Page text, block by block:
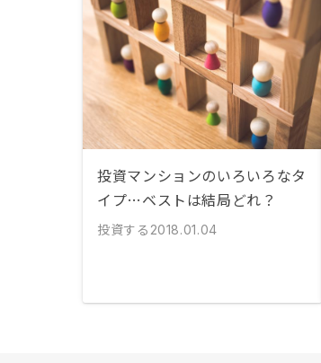
投資マンションのいろいろなタ
イプ…ベストは結局どれ？
投資する 2018.01.04